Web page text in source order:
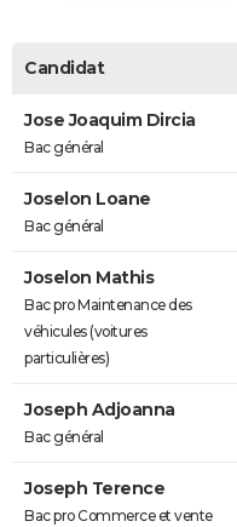
Candidat
Jose Joaquim Dircia
Bac général
Joselon Loane
Bac général
Joselon Mathis
Bac pro Maintenance des
véhicules (voitures
particulières)
Joseph Adjoanna
Bac général
Joseph Terence
Bac pro Commerce et vente